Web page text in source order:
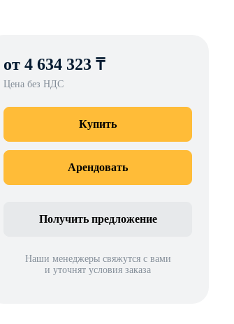
от 4 634 323 ₸
Цена без НДС
Купить
Арендовать
Получить предложение
Наши менеджеры свяжутся с вами
и уточнят условия заказа